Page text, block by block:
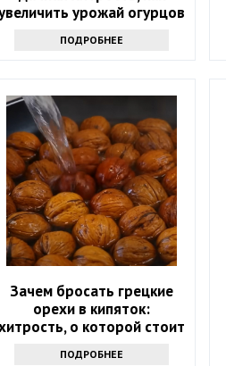
урожай огурцов
ПОДРОБНЕЕ
Зачем бросать грецкие
орехи в кипяток:
о которой стоит
ПОДРОБНЕЕ